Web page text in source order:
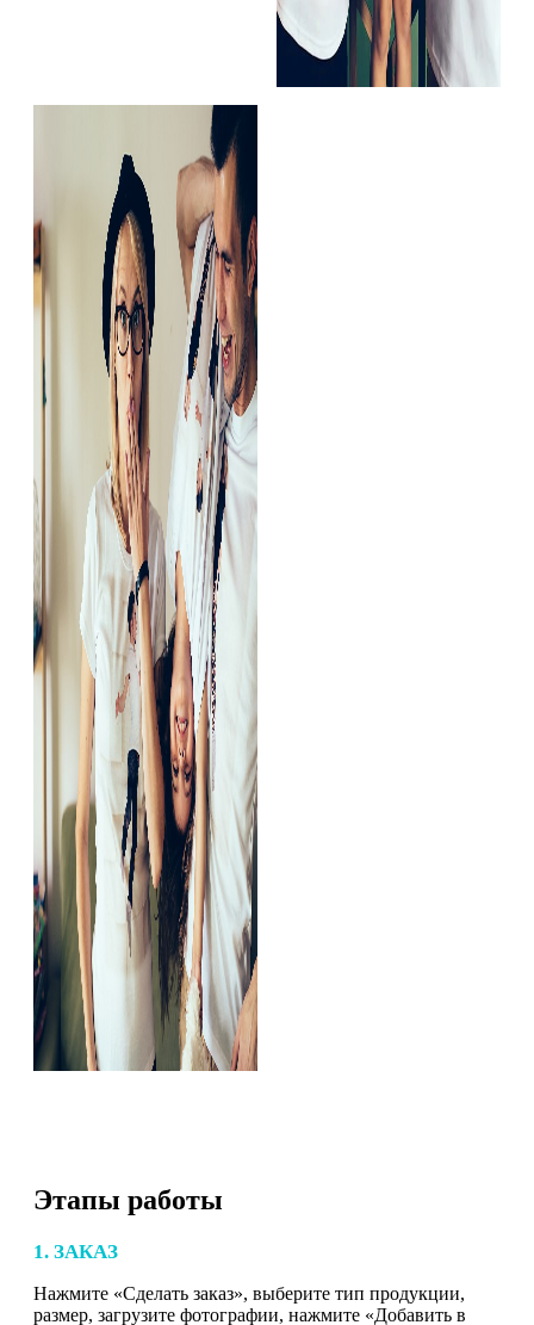
Этапы работы
1. ЗАКАЗ
Нажмите «Сделать заказ», выберите тип продукции,
размер, загрузите фотографии, нажмите «Добавить в